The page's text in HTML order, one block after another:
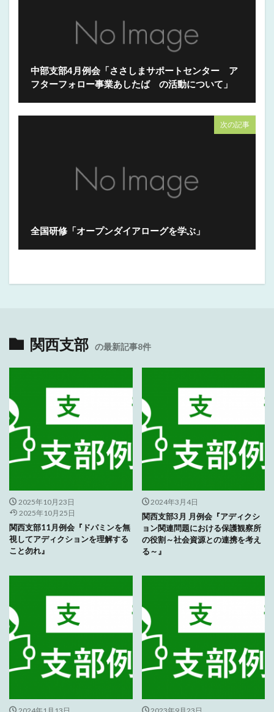
中部支部4月例会「ささしまサポートセンター ア
フターフォロー事業あしたば の活動について」
次の記事
全国研修「オープンダイアローグを学ぶ」
関西支部 の最新記事8件
2025年10月23日
2025年10月25日
関西支部11月例会『ドパミンを無
視してアディクションを理解する
こと勿れ』
2024年3月4日
関西支部3月 月例会『アディクシ
ョン関連問題における保護観察所
の役割～社会資源との連携を考え
る～』
2024年1月13日
2023年9月23日